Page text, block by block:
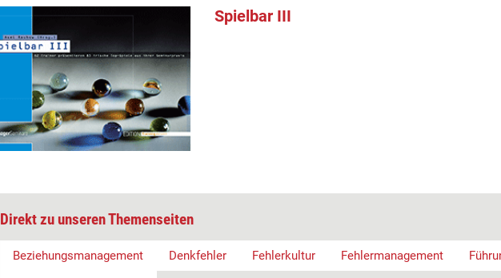
Spielbar III
Direkt zu unseren Themenseiten
Beziehungsmanagement Denkfehler Fehlerkultur Fehlermanagement